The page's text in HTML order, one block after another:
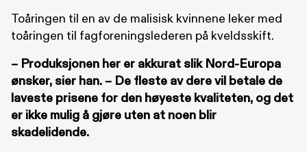
Toåringen til en av de malisisk kvinnene leker med
toåringen til fagforeningslederen på kveldsskift.
– Produksjonen her er akkurat slik Nord-Europa
ønsker, sier han. – De fleste av dere vil betale de
laveste prisene for den høyeste kvaliteten, og det
er ikke mulig å gjøre uten at noen blir
skadelidende.